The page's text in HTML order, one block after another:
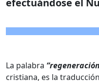
efectuándose el
La palabra
cristiana, es la